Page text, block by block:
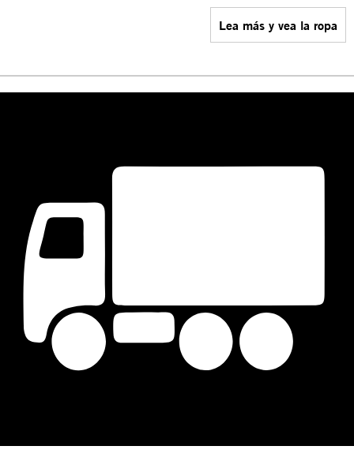
Lea más y vea la ropa